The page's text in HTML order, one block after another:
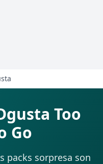
Too
Go
packs sorpresa son